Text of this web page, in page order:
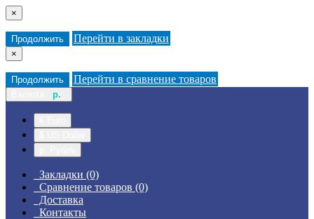
×
Продолжить Перейти в закладки
×
Продолжить Перейти в сравнение товаров
р.
Закладки (0)
Сравнение товаров (0)
Доставка
Контакты